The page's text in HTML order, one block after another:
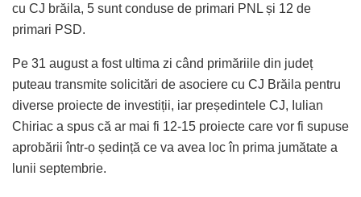
cu CJ brăila, 5 sunt conduse de primari PNL și 12 de
primari PSD.
Pe 31 august a fost ultima zi când primăriile din județ
puteau transmite solicitări de asociere cu CJ Brăila pentru
diverse proiecte de investiții, iar președintele CJ, Iulian
Chiriac a spus că ar mai fi 12-15 proiecte care vor fi supuse
aprobării într-o ședință ce va avea loc în prima jumătate a
lunii septembrie.